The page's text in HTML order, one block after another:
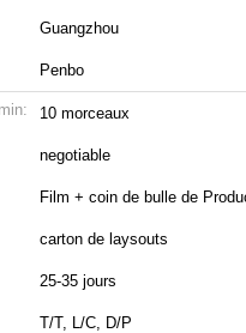
Guangzhou
Penbo
10 morceaux
negotiable
Film + coin de bulle de
carton de laysouts
25-35 jours
T/T, L/C, D/P